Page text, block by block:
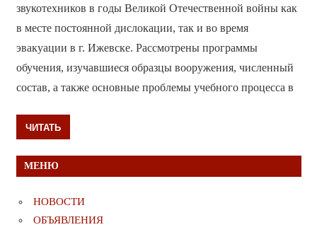
звукотехников в годы Великой Отечественной войны как
в месте постоянной дислокации, так и во время
эвакуации в г. Ижевске. Рассмотрены программы
обучения, изучавшиеся образцы вооружения, численный
состав, а также основные проблемы учебного процесса в
ЧИТАТЬ
МЕНЮ
НОВОСТИ
ОБЪЯВЛЕНИЯ